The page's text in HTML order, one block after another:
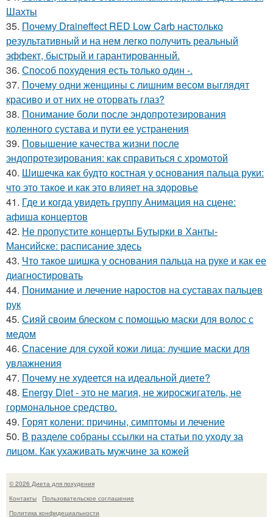
Шахты
35. Почему Draineffect RED Low Carb настолько
результативный и на нем легко получить реальный
эффект, быстрый и гарантированный.
36. Способ похудения есть только один -.
37. Почему одни женщины с лишним весом выглядят
красиво и от них не оторвать глаз?
38. Понимание боли после эндопротезирования
коленного сустава и пути ее устранения
39. Повышение качества жизни после
эндопротезирования: как справиться с хромотой
40. Шишечка как будто костная у основания пальца руки:
что это такое и как это влияет на здоровье
41. Где и когда увидеть группу Анимация на сцене:
афиша концертов
42. Не пропустите концерты Бутырки в Ханты-
Мансийске: расписание здесь
43. Что такое шишка у основания пальца на руке и как ее
диагностировать
44. Понимание и лечение наростов на суставах пальцев
рук
45. Сияй своим блеском с помощью маски для волос с
медом
46. Спасение для сухой кожи лица: лучшие маски для
увлажнения
47. Почему не худеется на идеальной диете?
48. Energy Diet - это не магия, не жиросжигатель, не
гормональное средство.
49. Горят колени: причины, симптомы и лечение
50. В разделе собраны ссылки на статьи по уходу за
лицом. Как ухаживать мужчине за кожей
© 2026 Диета для похудения
Контакты
Пользовательское соглашение
Политика конфидециальности